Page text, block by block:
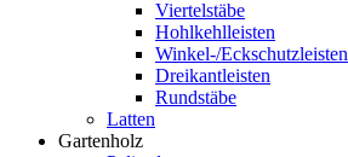
Viertelstäbe
Hohlkehlleisten
Winkel-/Eckschutzleisten
Dreikantleisten
Rundstäbe
Latten
Gartenholz